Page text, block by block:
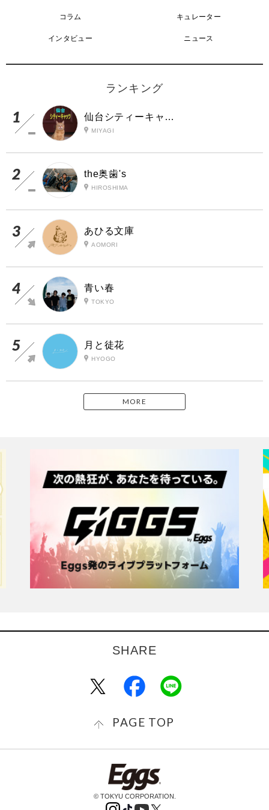
コラム キュレーター
インタビュー ニュース
ランキング
仙台シティーキャッツ
MIYAGI
the奥歯's
HIROSHIMA
あひる文庫
AOMORI
青い春
TOKYO
月と徒花
HYOGO
MORE
PAGE TOP
© TOKYU CORPORATION.